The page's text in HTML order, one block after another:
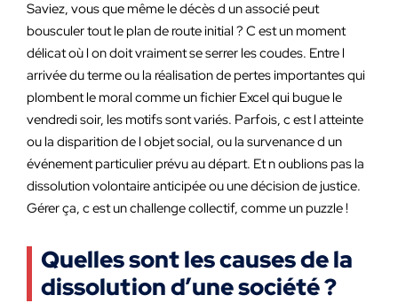
Saviez, vous que même le décès d un associé peut
bousculer tout le plan de route initial ? C est un moment
délicat où l on doit vraiment se serrer les coudes. Entre l
arrivée du terme ou la réalisation de pertes importantes qui
plombent le moral comme un fichier Excel qui bugue le
vendredi soir, les motifs sont variés. Parfois, c est l atteinte
ou la disparition de l objet social, ou la survenance d un
événement particulier prévu au départ. Et n oublions pas la
dissolution volontaire anticipée ou une décision de justice.
Gérer ça, c est un challenge collectif, comme un puzzle !
Quelles sont les causes de la
dissolution d’une société ?